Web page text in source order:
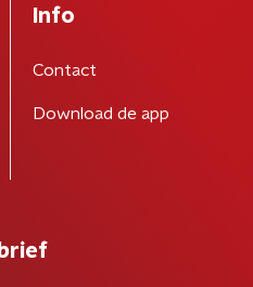
Info
Contact
Download de app